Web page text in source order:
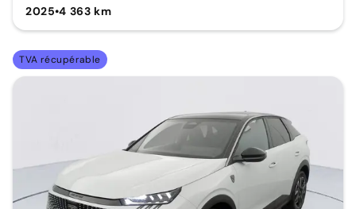
2025•4 363 km
TVA récupérable